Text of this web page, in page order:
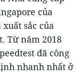
của
sắc của
Từ năm 2018
đã công
nhanh nhất ở